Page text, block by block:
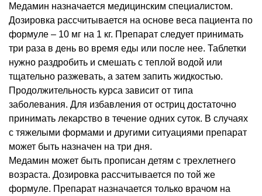
Медамин назначается медицинским специалистом.
Дозировка рассчитывается на основе веса пациента по
формуле – 10 мг на 1 кг. Препарат следует принимать
три раза в день во время еды или после нее. Таблетки
нужно раздробить и смешать с теплой водой или
тщательно разжевать, а затем запить жидкостью.
Продолжительность курса зависит от типа
заболевания. Для избавления от остриц достаточно
принимать лекарство в течение одних суток. В случаях
с тяжелыми формами и другими ситуациями препарат
может быть назначен на три дня.
Медамин может быть прописан детям с трехлетнего
возраста. Дозировка рассчитывается по той же
формуле. Препарат назначается только врачом на